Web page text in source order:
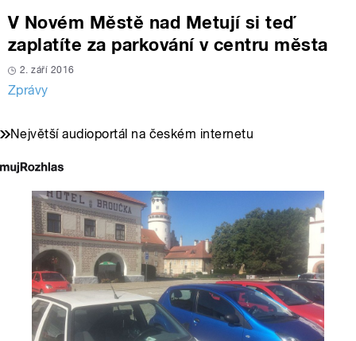
V Novém Městě nad Metují si teď
zaplatíte za parkování v centru města
2. září 2016
Zprávy
Největší audioportál na českém internetu